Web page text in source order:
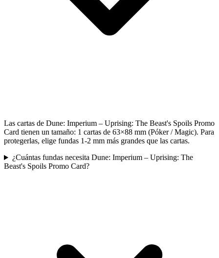
Las cartas de Dune: Imperium – Uprising: The Beast's Spoils Promo
Card tienen un tamaño: 1 cartas de 63×88 mm (Póker / Magic). Para
protegerlas, elige fundas 1-2 mm más grandes que las cartas.
¿Cuántas fundas necesita Dune: Imperium – Uprising: The
Beast's Spoils Promo Card?